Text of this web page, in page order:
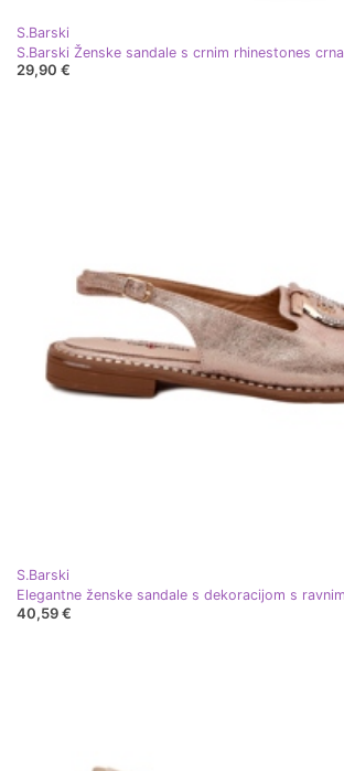
S.Barski
S.Barski Ženske sandale s crnim rhinestones crna
29,90 €
S.Barski
40,59 €